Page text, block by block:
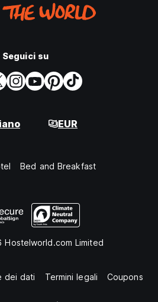
Seguici su
EUR
Bed and Breakfast
Limited
dei dati Termini legali Coupons